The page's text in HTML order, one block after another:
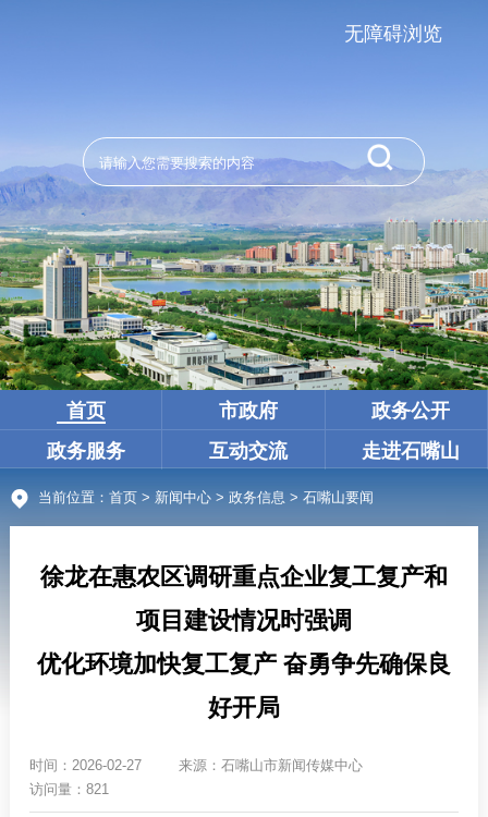
无障碍浏览
首页 市政府
政务公开
政务服务
互动交流 走进石嘴山
当前位置： 首页> 新闻中心> 政务信息 > 石嘴山要闻
徐龙在惠农区调研重点企业复工复产和
项目建设情况时强调
优化环境加快复工复产 奋勇争先确保良
好开局
时间： 2026-02-27 来源： 石嘴山市新闻传媒中心
访问量：821